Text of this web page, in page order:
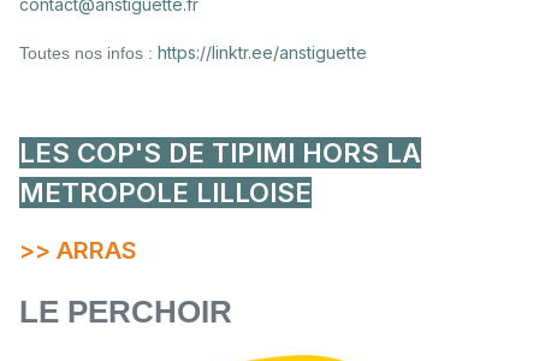
contact@anstiguette.fr
Toutes nos infos : https://linktr.ee/anstiguette
LES COP'S DE TIPIMI HORS LA
METROPOLE LILLOISE
>> ARRAS
LE PERCHOIR